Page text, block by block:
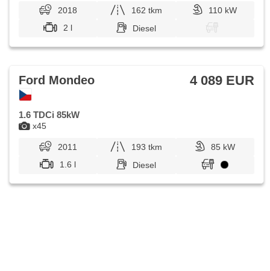
2018 162 tkm
110 kW
2 l
Diesel
x45
Ford Mondeo 4 089 EUR
1.6 TDCi 85kW
2011 193 tkm
85 kW
1.6 l
Diesel